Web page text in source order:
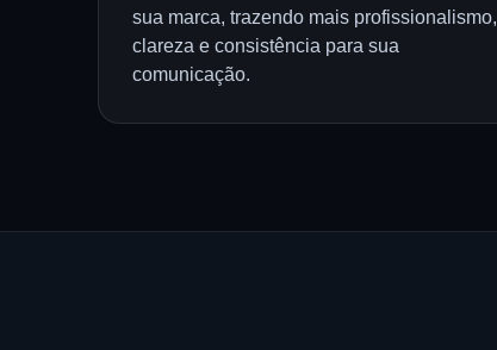
sua marca, trazendo mais profissionalismo,
clareza e consistência para sua
comunicação.